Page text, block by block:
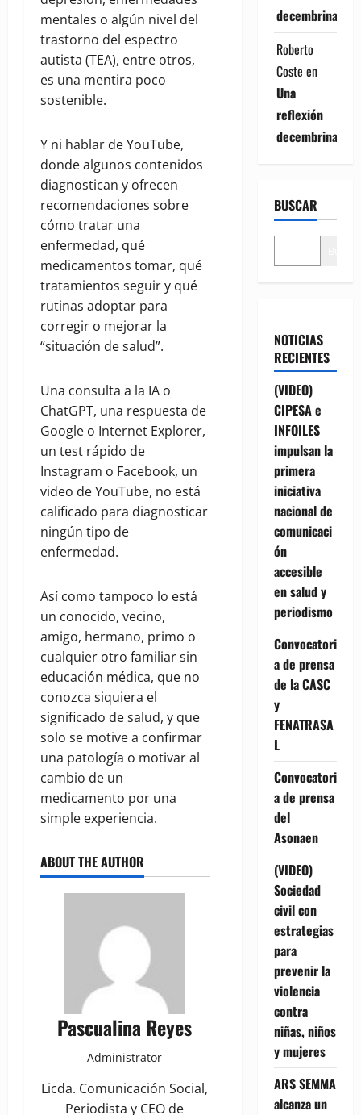
mentales o algún nivel del
trastorno del espectro
autista (TEA), entre otros,
es una mentira poco
sostenible.
Y ni hablar de YouTube,
donde algunos contenidos
diagnostican y ofrecen
recomendaciones sobre
cómo tratar una
enfermedad, qué
medicamentos tomar, qué
tratamientos seguir y qué
rutinas adoptar para
corregir o mejorar la
“situación de salud”.
Una consulta a la IA o
ChatGPT, una respuesta de
Google o Internet Explorer,
un test rápido de
Instagram o Facebook, un
video de YouTube, no está
calificado para diagnosticar
ningún tipo de
enfermedad.
Así como tampoco lo está
un conocido, vecino,
amigo, hermano, primo o
cualquier otro familiar sin
educación médica, que no
conozca siquiera el
significado de salud, y que
solo se motive a confirmar
una patología o motivar al
cambio de un
medicamento por una
simple experiencia.
ABOUT THE AUTHOR
Pascualina Reyes
Administrator
Licda. Comunicación Social,
Periodista y CEO de
decembrina
Roberto
Coste en
Una
reflexión
decembrina
BUSCAR
NOTICIAS
RECIENTES
(VIDEO)
CIPESA e
INFOILES
impulsan la
primera
iniciativa
nacional de
comunicaci
ón
accesible
en salud y
periodismo
Convocatori
a de prensa
de la CASC
y
FENATRASA
L
Convocatori
a de prensa
del
Asonaen
(VIDEO)
Sociedad
civil con
estrategias
para
prevenir la
violencia
contra
niñas, niños
y mujeres
ARS SEMMA
alcanza un